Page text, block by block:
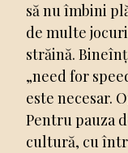
să nu îmbini
de multe
străină.
„need for
este necesar.
Pentru pauza
cultură, cu